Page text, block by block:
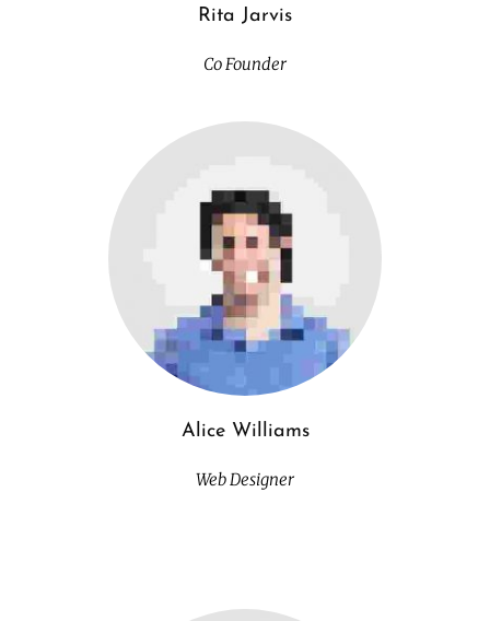
Rita Jarvis
Co Founder
Alice Williams
Web Designer